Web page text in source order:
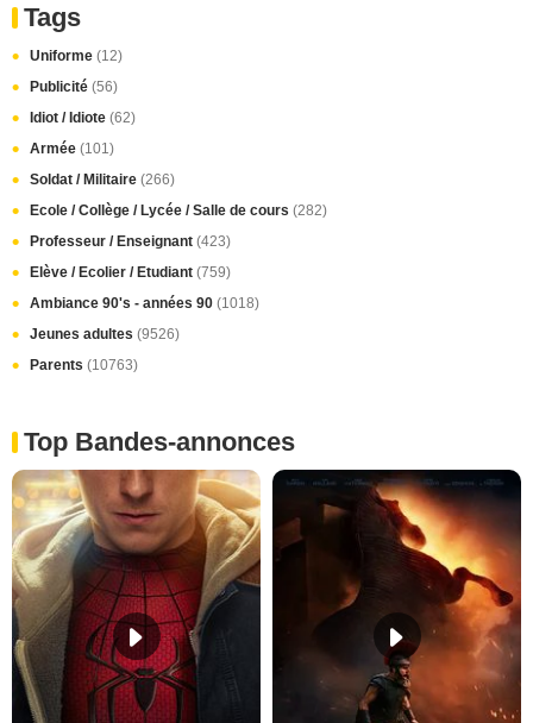
Tags
Uniforme (12)
Publicité (56)
Idiot / Idiote (62)
Armée (101)
Soldat / Militaire (266)
Ecole / Collège / Lycée / Salle de cours (282)
Professeur / Enseignant (423)
Elève / Ecolier / Etudiant (759)
Ambiance 90's - années 90 (1018)
Jeunes adultes (9526)
Parents (10763)
Top Bandes-annonces